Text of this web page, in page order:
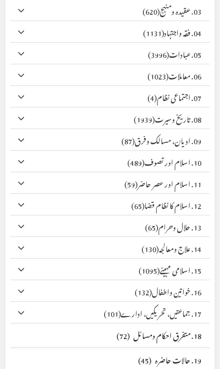
03. عقیدہ ومنہج
(620)
04. فقہ واجتہاد
(1131)
05. عبادات
(3996)
06. معاملات
(1023)
07. اجتماعی نظام
(4)
08. تاریخ وسیرت
(1939)
09. ادیان، مسالک وفرق
(87)
10. اسلام اور تصوف
(489)
11. اسلام اور عصر حاضر
(59)
12. اسلام کا نظام قضا
(65)
13. حلال وحرام
(65)
14. علاج ومعالجہ
(130)
15. اسلامی مہینے
(1095)
16. خواتین واطفال
(132)
17. جماعتیں، تحریکیں، ادارے
(101)
18. متفرق احکام ومسائل
(72)
19. حالات حاضرہ
(45)